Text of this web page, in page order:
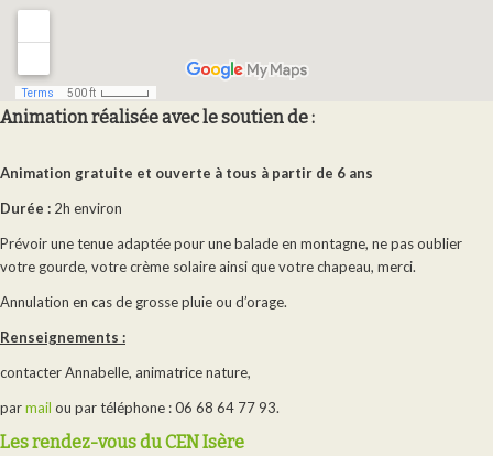
Animation réalisée avec le soutien de :
Animation gratuite et ouverte à tous à partir de 6 ans
Durée : 2h environ
Prévoir une tenue adaptée pour une balade en montagne, ne pas oublier
votre gourde, votre crème solaire ainsi que votre chapeau, merci.
Annulation en cas de grosse pluie ou d’orage.
Renseignements :
contacter Annabelle, animatrice nature,
parmail ou par téléphone : 06 68 64 77 93.
Les rendez-vous du CEN Isère